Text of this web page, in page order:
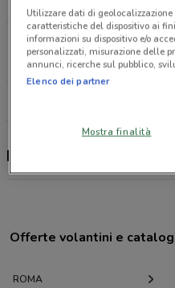
Via Pinerolo, 2 Roma
3.3 km
CHIUSO
Reale Mutua, offerte e
Offerte volantini e
ROMA
Utilizzare dati di
caratteristiche del dispositivo ai
informazioni su dispositivo e/o
personalizzati, misurazione delle
annunci, ricerche sul pubblico,
Elenco dei partner
Mostra finalità